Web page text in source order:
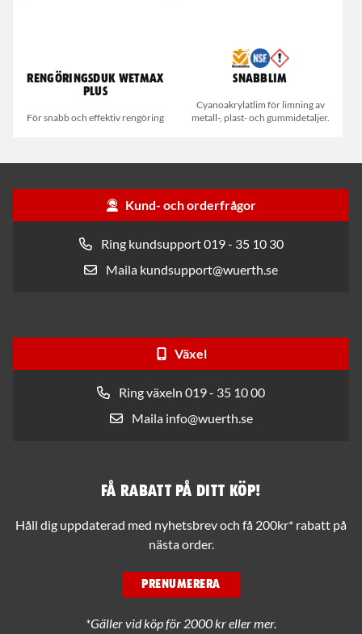
Rengöringsduk Wetmax
Plus
För snabb och effektiv rengöring
Snabblim
Cyanoakrylatlim för limning av
metall-, plast- och gummidetaljer.
Kund- och orderfrågor
Ring kundsupport 019 - 35 10 30
Maila kundsupport@wuerth.se
Växel
Ring växeln 019 - 35 10 00
Maila info@wuerth.se
Få rabatt på ditt köp!
Håll dig uppdaterad med nyhetsbrev och få 200kr* rabatt på
nästa order.
PRENUMERERA
*Gäller vid köp för 2000 kr eller mer.